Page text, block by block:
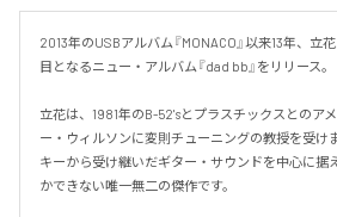
2013年のUSBアルバム『MONACO』以来13年、立
目となるニュー・アルバム『dad bb』をリリース。
立花は、1981年のB-52'sとプラスチックスとのア
ー・ウィルソンに変則チューニングの教授を受け
キーから受け継いだギター・サウンドを中心に据
かできない唯一無二の傑作です。